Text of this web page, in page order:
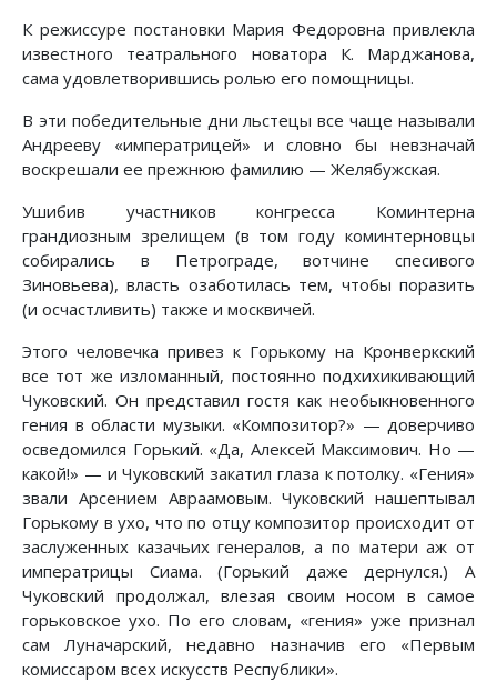
К режиссуре постановки Мария Федоровна привлекла
известного театрального новатора К. Марджанова,
сама удовлетворившись ролью его помощницы.
В эти победительные дни льстецы все чаще называли
Андрееву «императрицей» и словно бы невзначай
воскрешали ее прежнюю фамилию — Желябужская.
Ушибив участников конгресса Коминтерна
грандиозным зрелищем (в том году коминтерновцы
собирались в Петрограде, вотчине спесивого
Зиновьева), власть озаботилась тем, чтобы поразить
(и осчастливить) также и москвичей.
Этого человечка привез к Горькому на Кронверкский
все тот же изломанный, постоянно подхихикивающий
Чуковский. Он представил гостя как необыкновенного
гения в области музыки. «Композитор?» — доверчиво
осведомился Горький. «Да, Алексей Максимович. Но —
какой!» — и Чуковский закатил глаза к потолку. «Гения»
звали Арсением Авраамовым. Чуковский нашептывал
Горькому в ухо, что по отцу композитор происходит от
заслуженных казачьих генералов, а по матери аж от
императрицы Сиама. (Горький даже дернулся.) А
Чуковский продолжал, влезая своим носом в самое
горьковское ухо. По его словам, «гения» уже признал
сам Луначарский, недавно назначив его «Первым
комиссаром всех искусств Республики».